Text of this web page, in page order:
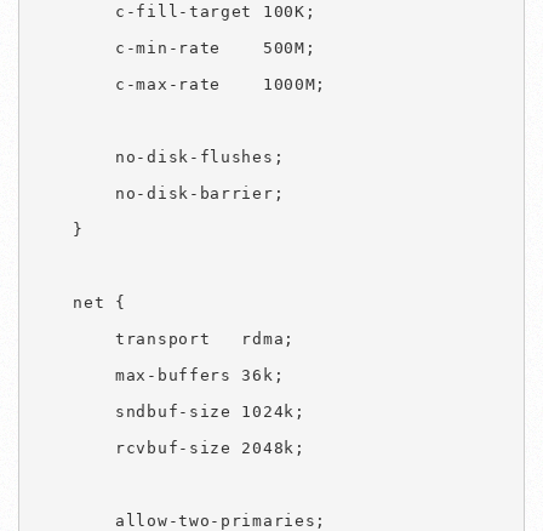
        c-fill-target 100K;
        c-min-rate    500M;
        c-max-rate    1000M;
        no-disk-flushes;
        no-disk-barrier;
    }
    net {
        transport   rdma;
        max-buffers 36k;
        sndbuf-size 1024k;
        rcvbuf-size 2048k;
        allow-two-primaries;